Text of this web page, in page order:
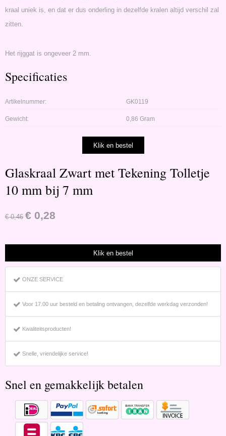
kraal uniek is, en dat er dus onderling in dezelfde kralen altijd verschil zal
zitten.
Het rijggat is ongeveer 2 mm.
Specificaties
Artikelnummer: GK0119
Gewicht: 0,86 Gram
Glaskraal Zwart met Tekening Tolletje
10 mm bij 7 mm
€0,46 € 0,28
ONZE SERVICE
Voor 17.00 uur besteld en betaling ontvangen, dezelfde werkdag verzonden!
Kwaliteitsproducten!
Snelle, vriendelijke service!
Snel en gemakkelijk betalen